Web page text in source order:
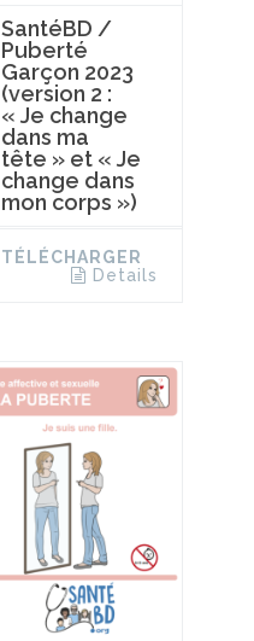
SantéBD /
Puberté
Garçon 2023
(version 2 :
« Je change
dans ma
tête » et « Je
change dans
mon corps »)
TÉLÉCHARGER
Details